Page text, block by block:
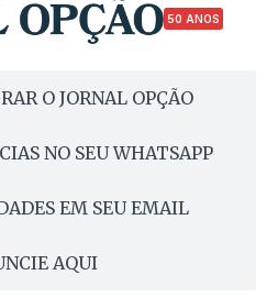
50 ANOS
O JORNAL OPÇÃO
NO SEU WHATSAPP
EM SEU EMAIL
AQUI